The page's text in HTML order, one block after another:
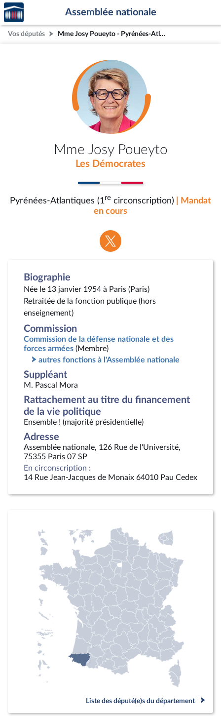
Aller au contenu
Aller en bas de la page
Accèder
à la
page
d'accueil
Assemblée nationale
Vos députés Mme Josy Poueyto - Pyrénées-Atlantiques (1re circonscription)
Mme Josy Poueyto
Les Démocrates
Pyrénées-Atlantiques (1re circonscription)
| Mandat
en cours
Voir
la
Biographie
Née le 13 janvier 1954 à Paris (Paris)
Retraitée de la fonction publique (hors
enseignement)
Commission
Commission de la défense nationale et des
forces armées (Membre)
autres fonctions à l'Assemblée nationale
Suppléant
M. Pascal Mora
Rattachement au titre du financement
de la vie politique
Ensemble ! (majorité présidentielle)
Adresse
Assemblée nationale, 126 Rue de l'Université,
75355 Paris 07 SP
En circonscription :
14 Rue Jean-Jacques de Monaix 64010 Pau Cedex
Liste des député(e)s du département